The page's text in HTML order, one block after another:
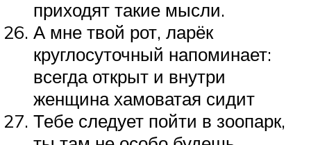
приходят такие мысли.
А мне твой рот, ларёк
круглосуточный напоминает:
всегда открыт и внутри
женщина хамоватая сидит
Тебе следует пойти в зоопарк,